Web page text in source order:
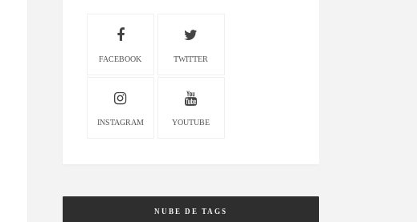
FACEBOOK TWITTER
INSTAGRAM YOUTUBE
NUBE DE TAGS